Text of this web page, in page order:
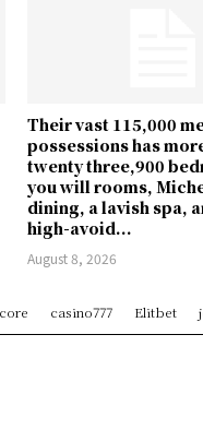
Their vast 115,000
possessions has
twenty three,900
you will rooms,
dining, a lavish spa,
high-avoid...
August 8, 2026
casino777 Elitbet